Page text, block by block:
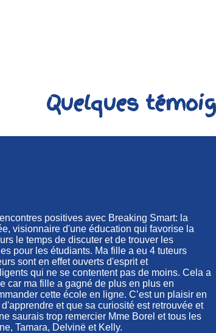
Quelques
positives avec Breaking Smart: la
visionnaire d'une éducation qui favorise la
le temps de discuter et de trouver les
pour les étudiants. Ma fille a eu 4 tuteurs
sont en effet ouverts d'esprit et
qui ne se contentent pas de moins. Cela a
car ma fille a gagné de plus en plus en
cette école en ligne. C’est un plaisir en
et que sa curiosité est retrouvée et
saurais trop remercier Mme Borel et tous les
Tamara, Delvinë et Kelly.